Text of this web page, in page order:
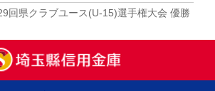
回県クラブユース(U-15)選手権大会 優勝